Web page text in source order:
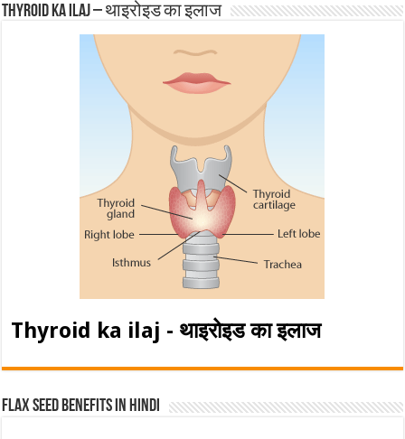
Thyroid ka ilaj – थाइरोइड का इलाज
Thyroid ka ilaj - थाइरोइड का इलाज
Flax Seed Benefits in hindi